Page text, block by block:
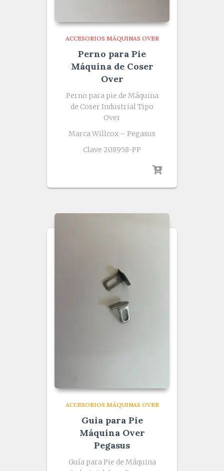
ACCESORIOS MÁQUINAS OVER
Perno para Pie
Máquina de Coser
Over
Perno para pie de Máquina
de Coser Industrial Tipo
Over
Marca Willcox – Pegasus
Clave 208958-PP
ACCESORIOS MÁQUINAS OVER
Guia para Pie
Máquina Over
Pegasus
Guía para Pie de Máquina